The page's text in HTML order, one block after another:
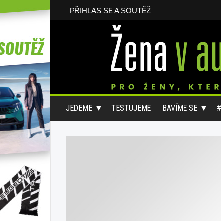
PŘIHLAS SE A SOUTĚŽ
JEDEME TESTUJEME BAVÍME SE